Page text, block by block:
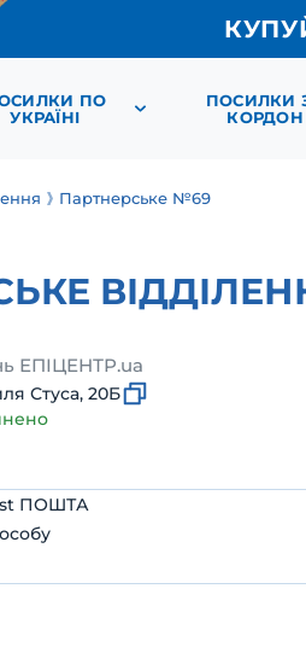
ПО
УКРАЇНІ
ПОСИЛКИ
КОРДОН
Партнерське №69
ЕПІЦЕНТР.ua
Стуса, 20Б
ПОШТА